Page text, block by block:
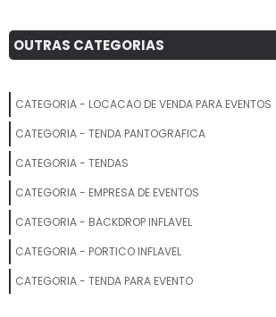
TENDAS GIGANTES PERSONALIZADO PARA LOJA
FABRICA DE TENDA INFLAVEL
TENDA INFLAVEL 3X3
FORNECEDORES DE TENDAS PARA EVENTOS
OUTRAS CATEGORIAS
CATEGORIA - LOCACAO DE VENDA PARA EVENTOS
CATEGORIA - TENDA PANTOGRAFICA
CATEGORIA - TENDAS
CATEGORIA - EMPRESA DE EVENTOS
CATEGORIA - BACKDROP INFLAVEL
CATEGORIA - PORTICO INFLAVEL
CATEGORIA - TENDA PARA EVENTO